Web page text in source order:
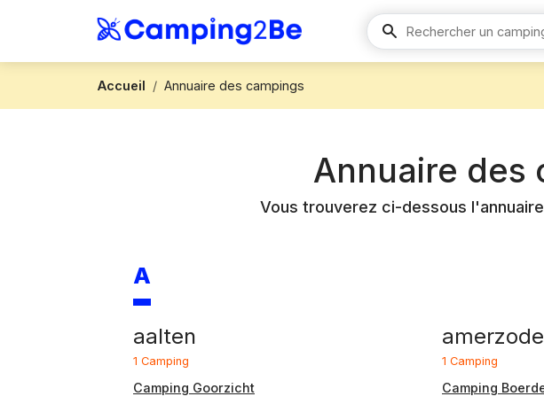
Accueil Annuaire des campings
Annuaire des
Vous trouverez ci-dessous
A
aalten
1 Camping
Camping Goorzicht
1 Camping
Camping